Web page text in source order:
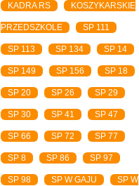
KADRA RS KOSZYKARSKIE
PRZEDSZKOLE SP 111
SP 113 SP 134 SP 14
SP 149 SP 156 SP 18
SP 20 SP 26 SP 29
SP 30 SP 41 SP 47
SP 66 SP 72 SP 77
SP 8 SP 86 SP 97
SP 98 SP W GAJU SP W